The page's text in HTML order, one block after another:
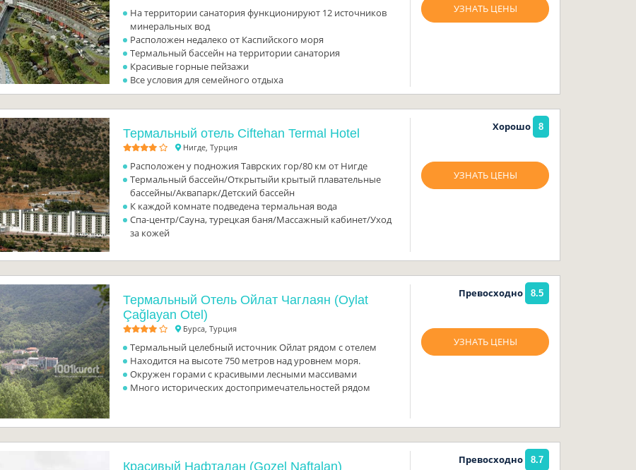
На территории санатория функционируют 12 источников
минеральных вод
Расположен недалеко от Каспийского моря
Термальный бассейн на территории санатория
Красивые горные пейзажи
Все условия для семейного отдыха
УЗНАТЬ ЦЕНЫ
Термальный отель Ciftehan Termal Hotel
Нигде, Турция
Расположен у подножия Таврских гор/80 км от Нигде
Термальный бассейн/Открытыйи крытый плавательные
бассейны/Аквапарк/Детский бассейн
К каждой комнате подведена термальная вода
Спа-центр/Сауна, турецкая баня/Массажный кабинет/Уход
за кожей
Хорошо 8
УЗНАТЬ ЦЕНЫ
Термальный Отель Ойлат Чаглаян (Oylat
Çağlayan Otel)
Бурса, Турция
Термальный целебный источник Ойлат рядом с отелем
Находится на высоте 750 метров над уровнем моря.
Окружен горами с красивыми лесными массивами
Много исторических достопримечательностей рядом
Превосходно 8.5
УЗНАТЬ ЦЕНЫ
Красивый Нафталан (Gozel Naftalan) Превосходно 8.7